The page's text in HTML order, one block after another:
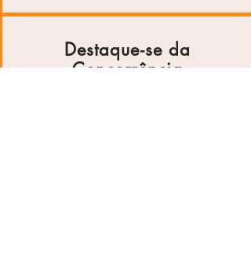
Destaque-se da
Concorrência